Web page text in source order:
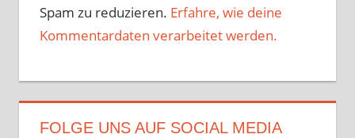
Spam zu reduzieren. Erfahre, wie deine
Kommentardaten verarbeitet werden.
FOLGE UNS AUF SOCIAL MEDIA